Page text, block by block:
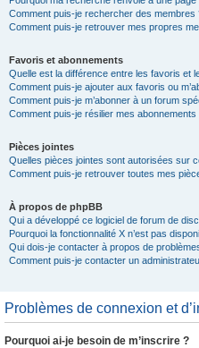
Comment puis-je rechercher des membres
Comment puis-je retrouver mes propres
Favoris et abonnements
Quelle est la différence entre les favoris et
Comment puis-je ajouter aux favoris ou
Comment puis-je m’abonner à un forum
Comment puis-je résilier mes abonnements
Pièces jointes
Quelles pièces jointes sont autorisées sur
Comment puis-je retrouver toutes mes
À propos de phpBB
Qui a développé ce logiciel de forum de
Pourquoi la fonctionnalité X n’est pas
Qui dois-je contacter à propos de
Comment puis-je contacter un
Problèmes de connexion et
Pourquoi ai-je besoin de m’inscrire ?